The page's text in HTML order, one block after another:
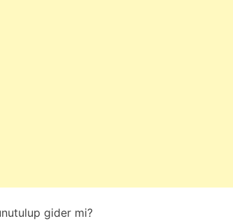
gider mi?